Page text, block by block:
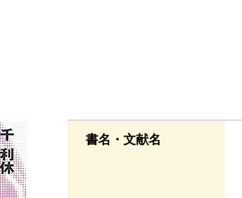
書名・文献名